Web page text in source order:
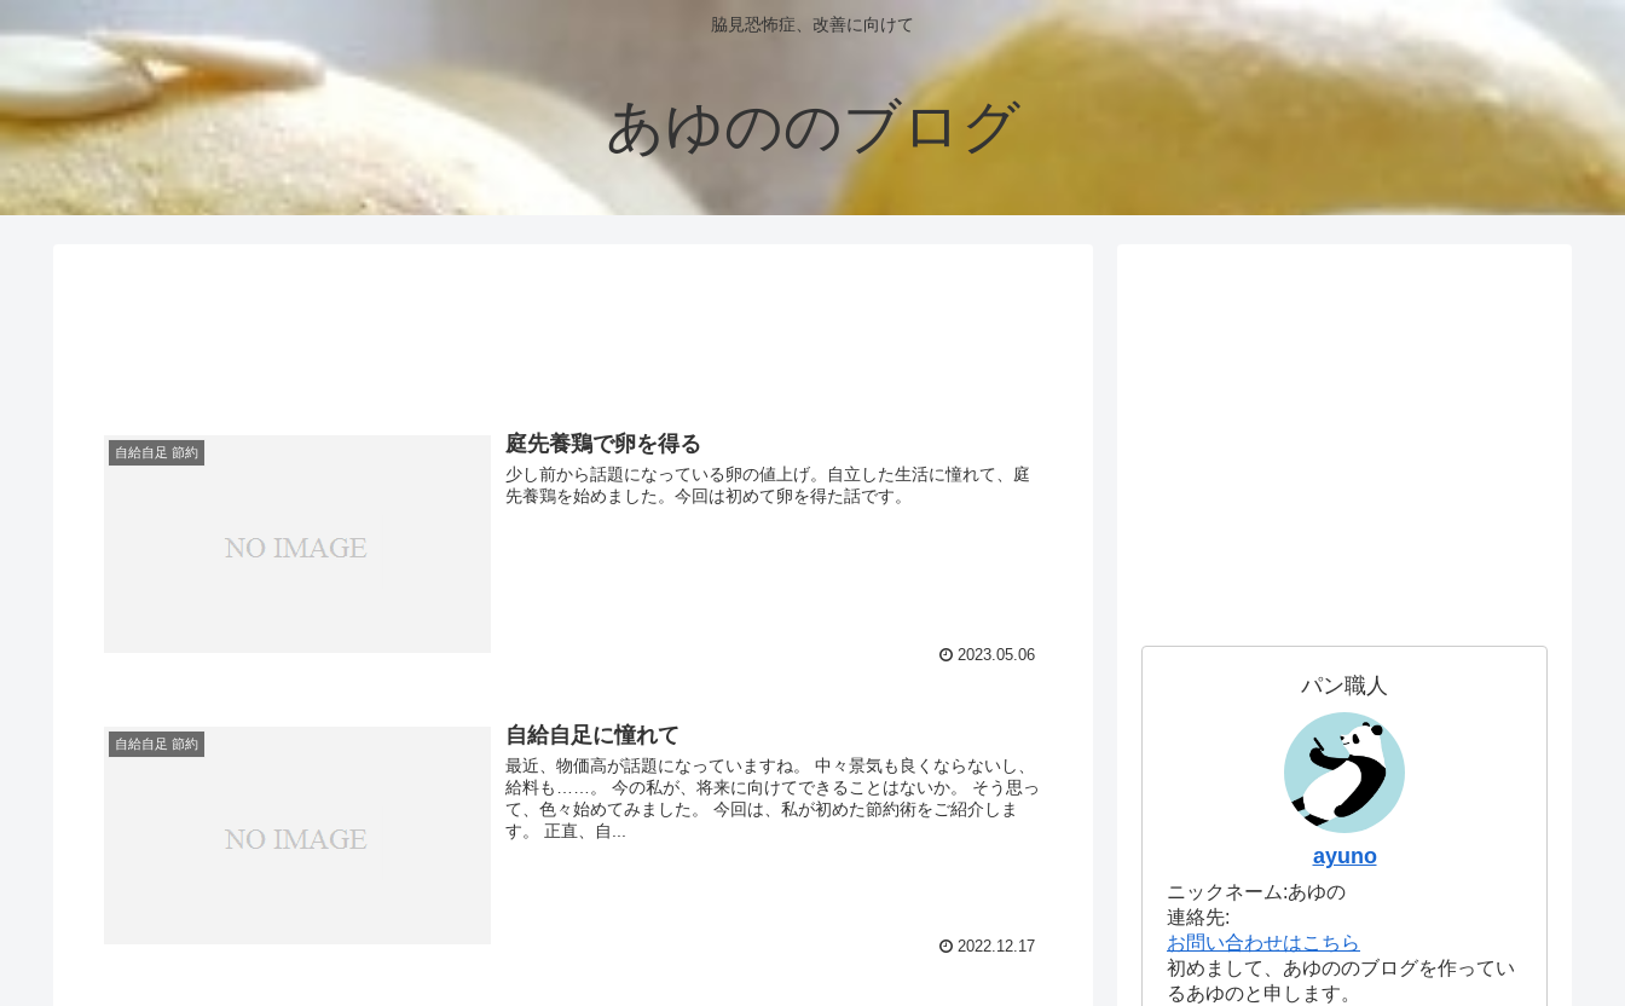
脇見恐怖症、改善に向けて
あゆののブログ
自給自足 節約 庭先養鶏で卵を得る
少し前から話題になっている卵の値上げ。自立した生活に憧れて、庭
先養鶏を始めました。今回は初めて卵を得た話です。
2023.05.06
自給自足 節約 自給自足に憧れて
最近、物価高が話題になっていますね。 中々景気も良くならないし、
給料も……。 今の私が、将来に向けてできることはないか。 そう思っ
て、色々始めてみました。 今回は、私が初めた節約術をご紹介しま
す。 正直、自...
2022.12.17
パン職人
ayuno
ニックネーム:あゆの
連絡先:
お問い合わせはこちら
初めまして、あゆののブログを作ってい
るあゆのと申します。